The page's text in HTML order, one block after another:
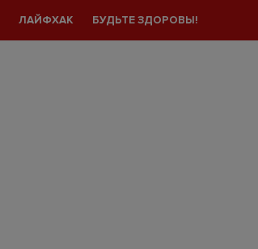
ЛАЙФХАК БУДЬТЕ ЗДОРОВЫ!